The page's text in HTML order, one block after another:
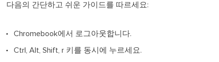
다음의 간단하고 쉬운 가이드를 따르세요:
Chromebook에서 로그아웃합니다.
Ctrl, Alt, Shift, r 키를 동시에 누르세요.